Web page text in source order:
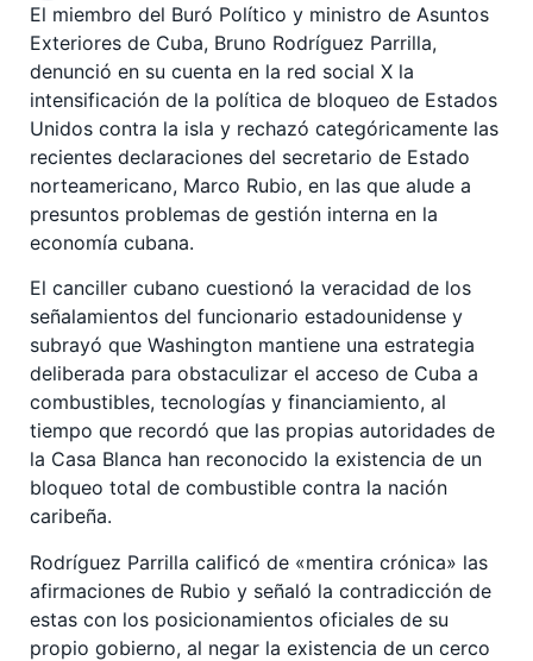
El miembro del Buró Político y ministro de Asuntos
Exteriores de Cuba, Bruno Rodríguez Parrilla,
denunció en su cuenta en la red social X la
intensificación de la política de bloqueo de Estados
Unidos contra la isla y rechazó categóricamente las
recientes declaraciones del secretario de Estado
norteamericano, Marco Rubio, en las que alude a
presuntos problemas de gestión interna en la
economía cubana.
El canciller cubano cuestionó la veracidad de los
señalamientos del funcionario estadounidense y
subrayó que Washington mantiene una estrategia
deliberada para obstaculizar el acceso de Cuba a
combustibles, tecnologías y financiamiento, al
tiempo que recordó que las propias autoridades de
la Casa Blanca han reconocido la existencia de un
bloqueo total de combustible contra la nación
caribeña.
Rodríguez Parrilla calificó de «mentira crónica» las
afirmaciones de Rubio y señaló la contradicción de
estas con los posicionamientos oficiales de su
propio gobierno, al negar la existencia de un cerco